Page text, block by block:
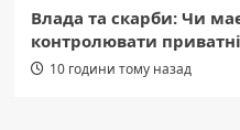
Влада та скарби: Чи
контролювати приватні
10 години тому назад